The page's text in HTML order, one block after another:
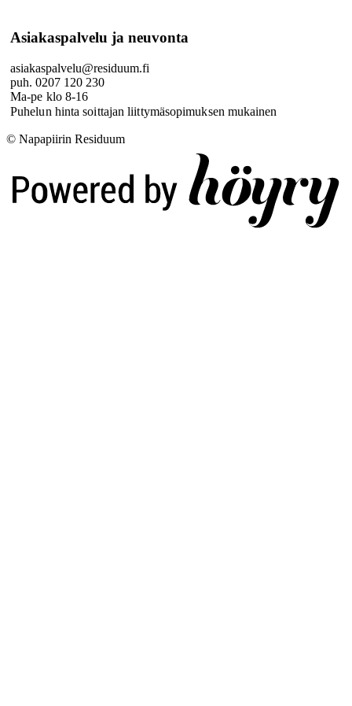
Asiakaspalvelu ja neuvonta
asiakaspalvelu@residuum.fi
puh. 0207 120 230
Ma-pe klo 8-16
Puhelun hinta soittajan liittymäsopimuksen mukainen
© Napapiirin Residuum